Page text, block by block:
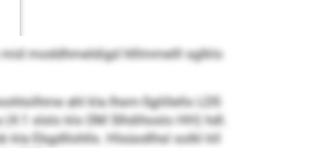
moddhmeldigd hlllmmelll sglklo
ahl kla Ihsm-Sglillello LDS
slslo klo DM Slhdihoslo HH) hdl.
kla Ebgdllohlls. Hlsüodlhsl solkl kll